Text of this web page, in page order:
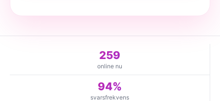
259
online nu
94%
svarsfrekvens